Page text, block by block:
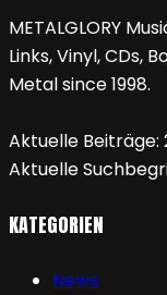
METALGLORY
Links, Vinyl, CDs,
Metal since 1998.
Aktuelle Beiträge:
Aktuelle
KATEGORIEN
News